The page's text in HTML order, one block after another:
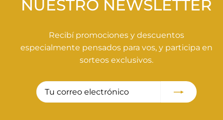
0
0
0
NUESTRO NEWSLETTER
Recibí promociones y descuentos
especialmente pensados para vos, y participa en
sorteos exclusivos.
Tu
Suscribir